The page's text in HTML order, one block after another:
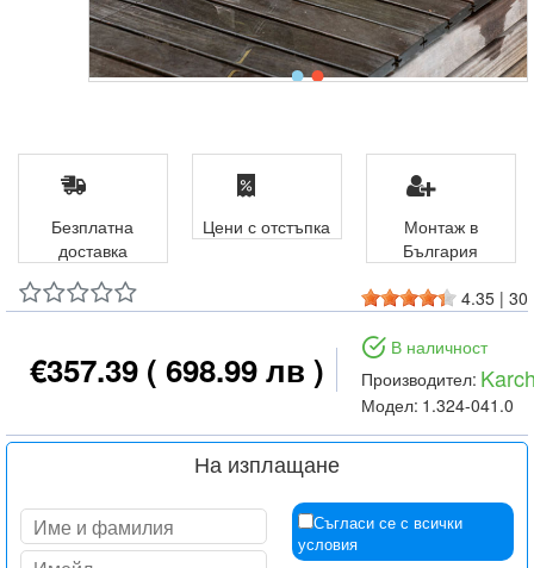
4.35 | 30
€357.39 ( 698.99 лв )
В наличност
Производител:
Модел: 1.324-041.0
На изплащане
Съгласи се с всички
условия
Безплатна
доставка
Цени с отстъпка
Монтаж в
България